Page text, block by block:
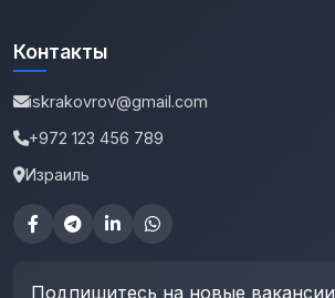
Контакты
iskrakovrov@gmail.com
+972 123 456 789
Израиль
Подпишитесь на новые вакансии